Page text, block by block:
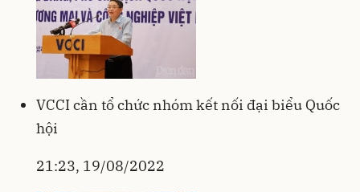
VCCI cần tổ chức nhóm kết nối đại biểu Quốc
hội
21:23, 19/08/2022